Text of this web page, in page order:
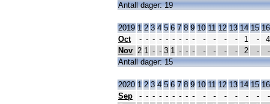
Antall dager: 19
2019 1 2 3 4 5 6 7 8 9 10 11 12 13 14 15 16
Oct
- - - - - - - - - - - - - 1 -
4
Nov 2 1 - - 3 1 - - - - - - - 2 -
-
Antall dager: 15
2020 1 2 3 4 5 6 7 8 9 10 11 12 13 14 15 16
Sep
- - - - - - - - - - - - - - -
-